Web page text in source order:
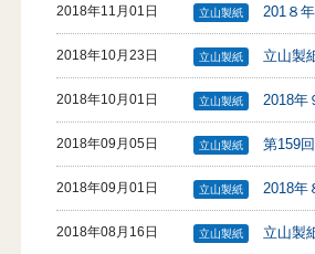
2018年11月01日 立山製紙 201８
2018年10月23日 立山製紙 立山製
2018年10月01日 立山製紙 2018年
2018年09月05日 立山製紙 第159
2018年09月01日 立山製紙 2018年
2018年08月16日 立山製紙 立山製